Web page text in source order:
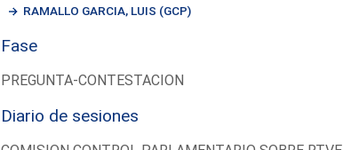
RAMALLO GARCIA, LUIS (GCP)
Fase
PREGUNTA-CONTESTACION
Diario de sesiones